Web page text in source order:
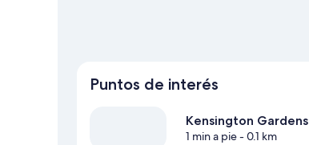
Puntos de interés
Kensington Gardens
1 min a pie- 0.1 km